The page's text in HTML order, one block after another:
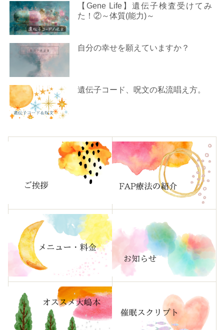
【Gene Life】遺伝子検査受けてみ
た！②～体質(能力)～
自分の幸せを願えていますか？
遺伝子コード、呪文の私流唱え方。